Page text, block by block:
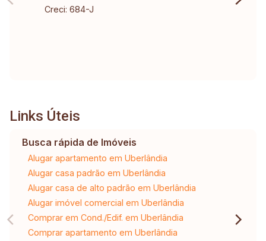
Creci: 684-J
Links Úteis
Busca rápida de Imóveis
Alugar apartamento em Uberlândia
Alugar casa padrão em Uberlândia
Alugar casa de alto padrão em Uberlândia
Alugar imóvel comercial em Uberlândia
Comprar em Cond./Edif. em Uberlândia
Comprar apartamento em Uberlândia